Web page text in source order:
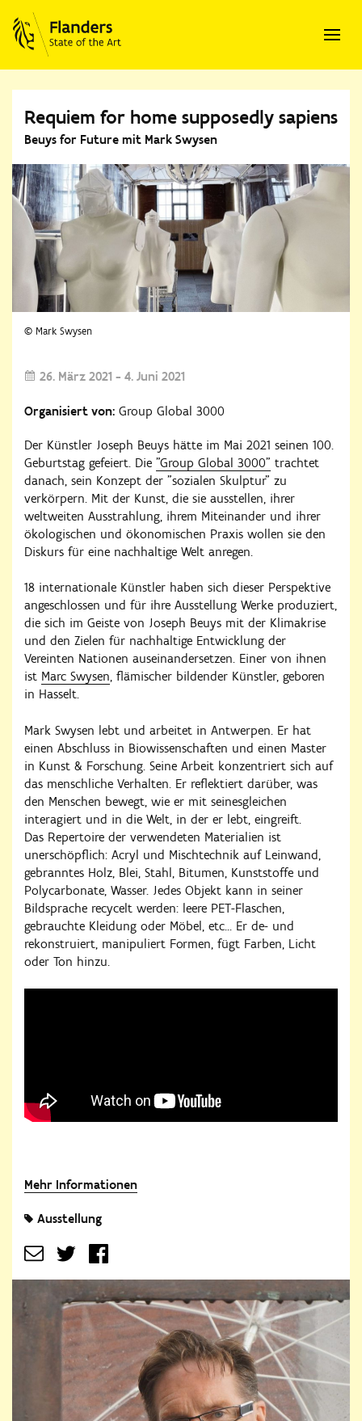
Requiem for home supposedly sapiens
Beuys for Future mit Mark Swysen
© Mark Swysen
26. März 2021 - 4. Juni 2021
Organisiert von: Group Global 3000
Der Künstler Joseph Beuys hätte im Mai 2021 seinen 100.
Geburtstag gefeiert. Die "Group Global 3000" trachtet
danach, sein Konzept der "sozialen Skulptur" zu
verkörpern. Mit der Kunst, die sie ausstellen, ihrer
weltweiten Ausstrahlung, ihrem Miteinander und ihrer
ökologischen und ökonomischen Praxis wollen sie den
Diskurs für eine nachhaltige Welt anregen.
18 internationale Künstler haben sich dieser Perspektive
angeschlossen und für ihre Ausstellung Werke produziert,
die sich im Geiste von Joseph Beuys mit der Klimakrise
und den Zielen für nachhaltige Entwicklung der
Vereinten Nationen auseinandersetzen. Einer von ihnen
ist Marc Swysen, flämischer bildender Künstler, geboren
in Hasselt.
Mark Swysen lebt und arbeitet in Antwerpen. Er hat
einen Abschluss in Biowissenschaften und einen Master
in Kunst & Forschung. Seine Arbeit konzentriert sich auf
das menschliche Verhalten. Er reflektiert darüber, was
den Menschen bewegt, wie er mit seinesgleichen
interagiert und in die Welt, in der er lebt, eingreift.
Das Repertoire der verwendeten Materialien ist
unerschöpflich: Acryl und Mischtechnik auf Leinwand,
gebranntes Holz, Blei, Stahl, Bitumen, Kunststoffe und
Polycarbonate, Wasser. Jedes Objekt kann in seiner
Bildsprache recycelt werden: leere PET-Flaschen,
gebrauchte Kleidung oder Möbel, etc... Er de- und
rekonstruiert, manipuliert Formen, fügt Farben, Licht
oder Ton hinzu.
Mehr Informationen
Ausstellung